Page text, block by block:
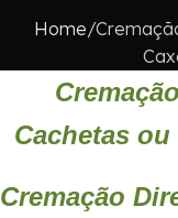
Home
Cachetas ou
Cremação